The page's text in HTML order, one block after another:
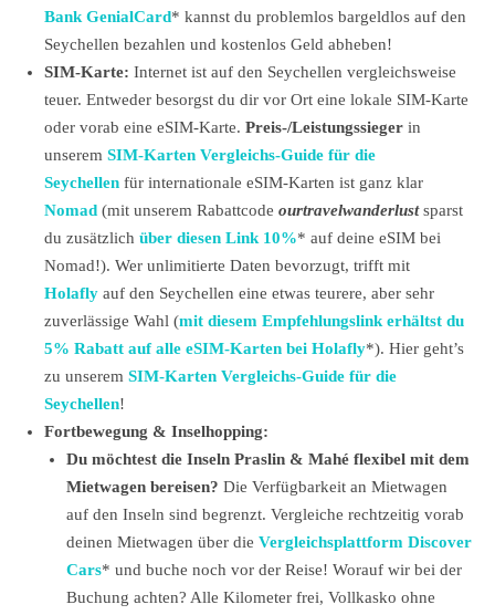
Bank GenialCard* kannst du problemlos bargeldlos auf den
Seychellen bezahlen und kostenlos Geld abheben!
SIM-Karte: Internet ist auf den Seychellen vergleichsweise
teuer. Entweder besorgst du dir vor Ort eine lokale SIM-Karte
oder vorab eine eSIM-Karte. Preis-/Leistungssieger in
unserem SIM-Karten Vergleichs-Guide für die
Seychellen für internationale eSIM-Karten ist ganz klar
Nomad (mit unserem Rabattcode ourtravelwanderlust sparst
du zusätzlich über diesen Link 10%* auf deine eSIM bei
Nomad!). Wer unlimitierte Daten bevorzugt, trifft mit
Holafly auf den Seychellen eine etwas teurere, aber sehr
zuverlässige Wahl (mit diesem Empfehlungslink erhältst du
5% Rabatt auf alle eSIM-Karten bei Holafly*). Hier geht’s
zu unserem SIM-Karten Vergleichs-Guide für die
Seychellen!
Fortbewegung & Inselhopping:
Du möchtest die Inseln Praslin & Mahé flexibel mit dem
Mietwagen bereisen? Die Verfügbarkeit an Mietwagen
auf den Inseln sind begrenzt. Vergleiche rechtzeitig vorab
deinen Mietwagen über die Vergleichsplattform Discover
Cars* und buche noch vor der Reise! Worauf wir bei der
Buchung achten? Alle Kilometer frei, Vollkasko ohne